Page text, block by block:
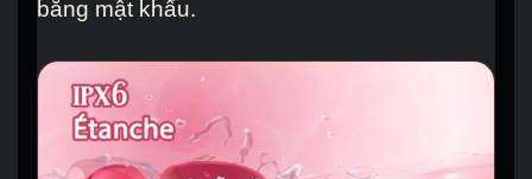
bằng mật khẩu.